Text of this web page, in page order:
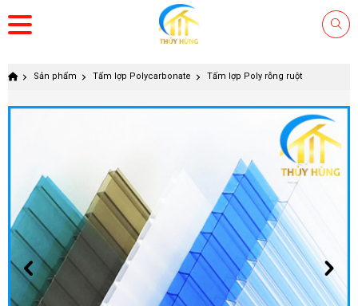
Sản phẩm Tấm lợp Polycarbonate Tấm lợp Poly rỗng ruột